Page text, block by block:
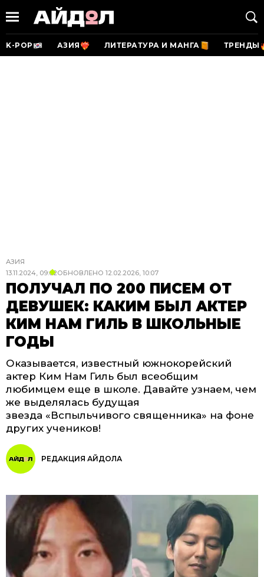
K-POP АЗИЯ ЛИТЕРАТУРА И МАНГА ТРЕНДЫ
АЗИЯ
13.11.2024, 09:02ОБНОВЛЕНО 12.02.2026, 10:07
ПОЛУЧАЛ ПО 200 ПИСЕМ ОТ
ДЕВУШЕК: КАКИМ БЫЛ АКТЕР
КИМ НАМ ГИЛЬ В ШКОЛЬНЫЕ
ГОДЫ
Оказывается, известный южнокорейский
актер Ким Нам Гиль был всеобщим
любимцем еще в школе. Давайте узнаем, чем
же выделялась будущая
звезда «Вспыльчивого священника» на фоне
других учеников!
РЕДАКЦИЯ АЙДОЛА